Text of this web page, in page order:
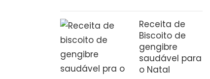
Receita de
Biscoito de
gengibre
saudável para
o Natal